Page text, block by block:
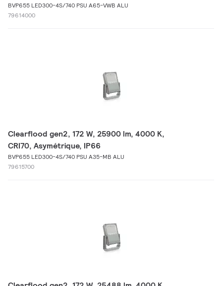
BVP655 LED300-4S/740 PSU A65-VWB ALU
79614000
Clearflood gen2, 172 W, 25900 lm, 4000 K,
CRI70, Asymétrique, IP66
BVP655 LED300-4S/740 PSU A35-MB ALU
79615700